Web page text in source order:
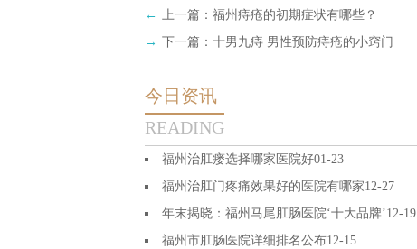
← 上一篇： 福州痔疮的初期症状有哪些？
→ 下一篇： 十男九痔 男性预防痔疮的小窍门
今日资讯
READING
福州治肛瘘选择哪家医院好01-23
福州治肛门疼痛效果好的医院有哪家12-27
年末揭晓：福州马尾肛肠医院‘十大品牌’12-19
福州市肛肠医院详细排名公布12-15